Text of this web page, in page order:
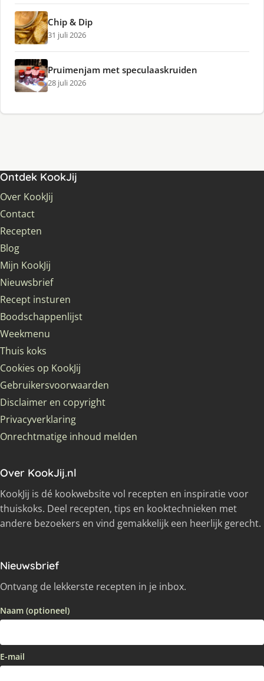
Chip & Dip
31 juli 2026
Pruimenjam met speculaaskruiden
28 juli 2026
Ontdek KookJij
Over KookJij
Contact
Recepten
Blog
Mijn KookJij
Nieuwsbrief
Recept insturen
Boodschappenlijst
Weekmenu
Thuis koks
Cookies op KookJij
Gebruikersvoorwaarden
Disclaimer en copyright
Privacyverklaring
Onrechtmatige inhoud melden
Over KookJij.nl
KookJij is dé kookwebsite vol recepten en inspiratie voor
thuiskoks. Deel recepten, tips en kooktechnieken met
andere bezoekers en vind gemakkelijk een heerlijk gerecht.
Nieuwsbrief
Ontvang de lekkerste recepten in je inbox.
Naam (optioneel)
E-mail